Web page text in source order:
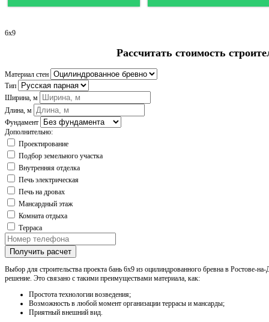
6x9
Рассчитать стоимость
Материал стен
Тип
Ширина, м
Длина, м
Фундамент
Дополнительно:
Проектирование
Подбор земельного участка
Внутренняя отделка
Печь электрическая
Печь на дровах
Мансардный этаж
Комната отдыха
Терраса
Получить расчет
Выбор для строительства проекта бань 6х9 из оцилиндрованного бревна в Ростове-на-
решение. Это связано с такими преимуществами материала, как:
Простота технологии возведения;
Возможность в любой момент организации террасы и мансарды;
Приятный внешний вид.